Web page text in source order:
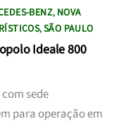
BENZ, NOVA
,SÃO PAULO
Ideale 800
sede
para operação em